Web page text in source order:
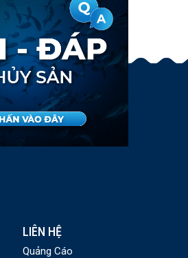
LIÊN HỆ
Quảng Cáo